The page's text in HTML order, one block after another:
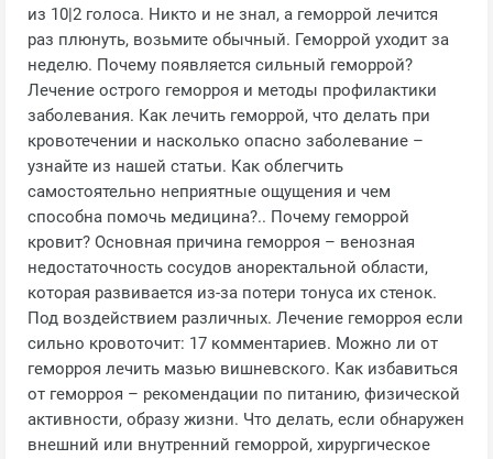
из 10|2 голоса. Никто и не знал, а геморрой лечится
раз плюнуть, возьмите обычный. Геморрой уходит за
неделю. Почему появляется сильный геморрой?
Лечение острого геморроя и методы профилактики
заболевания. Как лечить геморрой, что делать при
кровотечении и насколько опасно заболевание –
узнайте из нашей статьи. Как облегчить
самостоятельно неприятные ощущения и чем
способна помочь медицина?.. Почему геморрой
кровит? Основная причина геморроя – венозная
недостаточность сосудов аноректальной области,
которая развивается из-за потери тонуса их стенок.
Под воздействием различных. Лечение геморроя если
сильно кровоточит: 17 комментариев. Можно ли от
геморроя лечить мазью вишневского. Как избавиться
от геморроя – рекомендации по питанию, физической
активности, образу жизни. Что делать, если обнаружен
внешний или внутренний геморрой, хирургическое